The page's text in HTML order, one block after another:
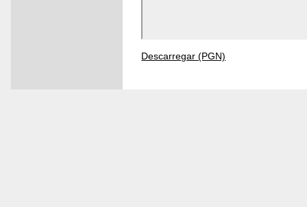
Descarregar (PGN)